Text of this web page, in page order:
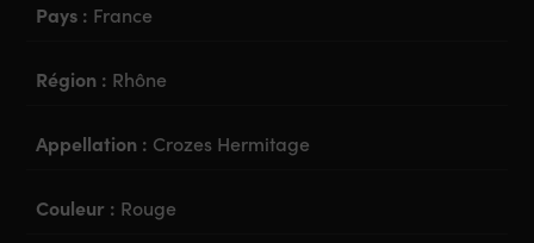
Pays : France
Région : Rhône
Appellation : Crozes Hermitage
Couleur : Rouge